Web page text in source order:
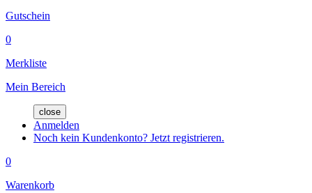
Gutschein
0
Merkliste
Mein Bereich
close
Anmelden
Noch kein Kundenkonto? Jetzt registrieren.
0
Warenkorb